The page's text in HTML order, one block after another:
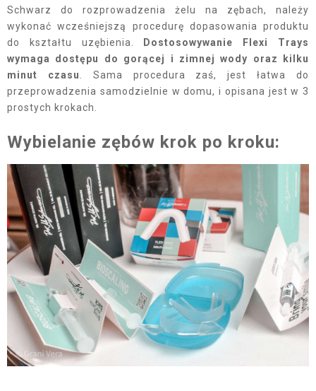
Schwarz do rozprowadzenia żelu na zębach, należy
wykonać wcześniejszą procedurę dopasowania produktu
do kształtu uzębienia. Dostosowywanie Flexi Trays
wymaga dostępu do gorącej i zimnej wody oraz kilku
minut czasu
. Sama procedura zaś, jest łatwa do
przeprowadzenia samodzielnie w domu, i opisana jest w 3
prostych krokach.
Wybielanie zębów krok po kroku: